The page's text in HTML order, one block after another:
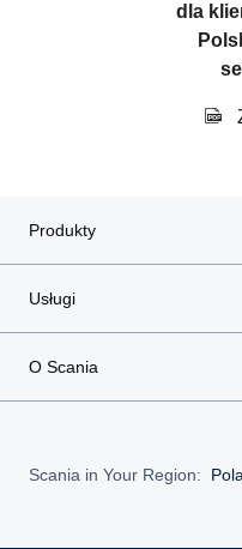
dla
Produkty
Usługi
O Scania
Scania in Your Region: